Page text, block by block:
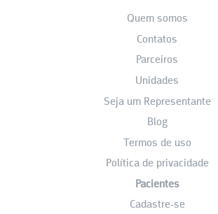
Quem somos
Contatos
Parceiros
Unidades
Seja um Representante
Blog
Termos de uso
Política de privacidade
Pacientes
Cadastre-se